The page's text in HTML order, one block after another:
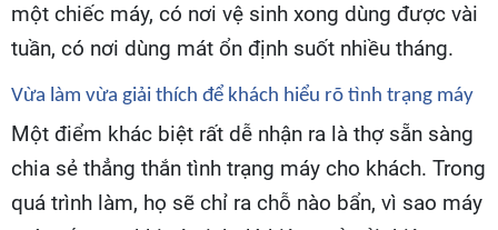
một chiếc máy, có nơi vệ sinh xong dùng được vài
tuần, có nơi dùng mát ổn định suốt nhiều tháng.
Vừa làm vừa giải thích để khách hiểu rõ tình trạng máy
Một điểm khác biệt rất dễ nhận ra là thợ sẵn sàng
chia sẻ thẳng thắn tình trạng máy cho khách. Trong
quá trình làm, họ sẽ chỉ ra chỗ nào bẩn, vì sao máy